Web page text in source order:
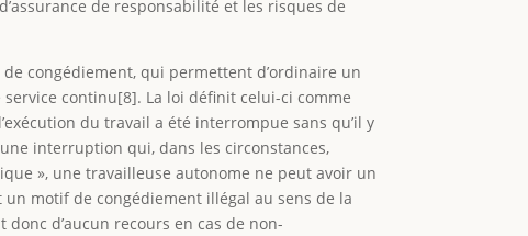
de responsabilité et les risques de
congédiement, qui permettent d’ordinaire un
continu[8]. La loi définit celui-ci comme
du travail a été interrompue sans qu’il y
interruption qui, dans les circonstances,
», une travailleuse autonome ne peut avoir un
motif de congédiement illégal au sens de la
d’aucun recours en cas de non-